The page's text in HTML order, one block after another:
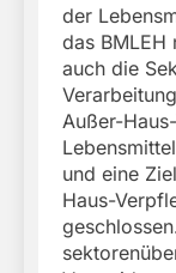
der
das BMLEH
auch die
Außer-
und eine
Haus-